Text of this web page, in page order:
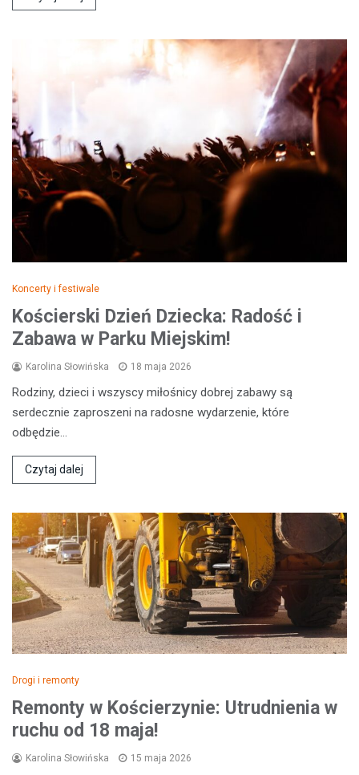
Koncerty i festiwale
Kościerski Dzień Dziecka: Radość i
Zabawa w Parku Miejskim!
Karolina Słowińska 18 maja 2026
Rodziny, dzieci i wszyscy miłośnicy dobrej zabawy są
serdecznie zaproszeni na radosne wydarzenie, które
odbędzie…
Czytaj dalej
Drogi i remonty
Remonty w Kościerzynie: Utrudnienia w
ruchu od 18 maja!
Karolina Słowińska 15 maja 2026